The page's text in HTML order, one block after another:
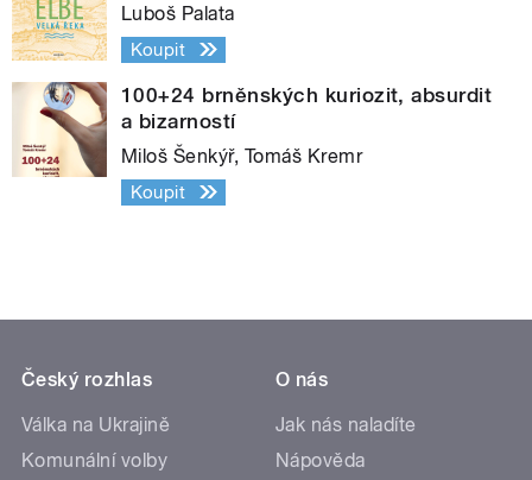
Luboš Palata
Koupit
100+24 brněnských kuriozit, absurdit
a bizarností
Miloš Šenkýř, Tomáš Kremr
Koupit
Český rozhlas
Válka na Ukrajině
Komunální volby
O nás
Jak nás naladíte
Nápověda